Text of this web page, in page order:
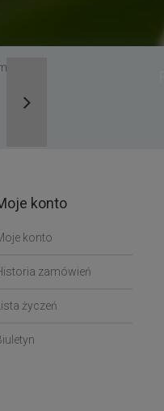
konto
konto
zamówień
Lista życzeń